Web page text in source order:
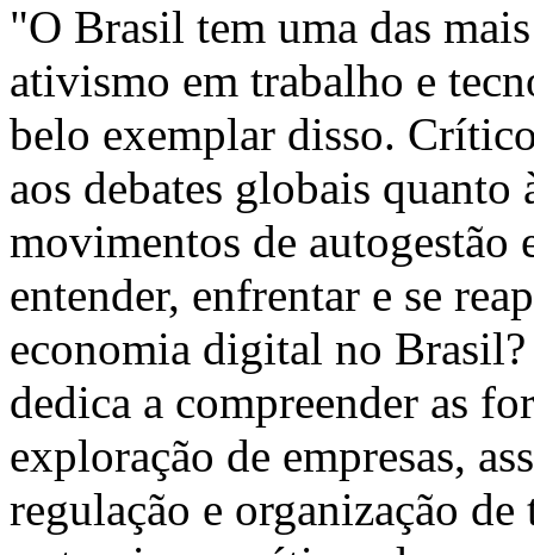
"O Brasil tem uma das
ativismo em trabalho e
belo exemplar disso.
aos debates globais
movimentos de autogestão
entender, enfrentar e se
economia digital no
dedica a compreender as
exploração de empresas,
regulação e organização